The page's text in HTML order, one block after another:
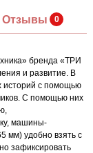
Отзывы
бренда «ТРИ
и развитие. В
историй с помощью
С помощью них
машины-
мм) удобно взять с
зафиксировать